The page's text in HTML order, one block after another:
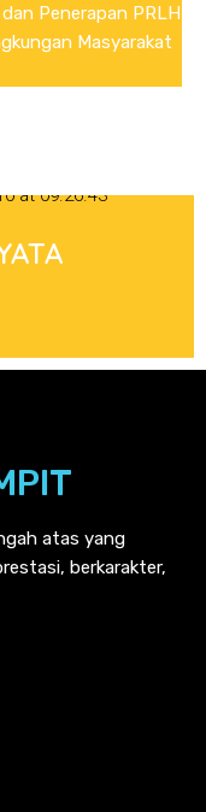
Penerapan PRLH
Masyarakat
atas yang
berkarakter,